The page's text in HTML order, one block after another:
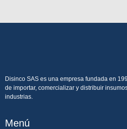
Disinco SAS es una empresa fundada en
de importar, comercializar y distribuir
industrias.
Menú